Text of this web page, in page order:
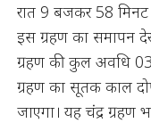
रात 9 बजकर 58 मिनट
इस ग्रहण का समापन
ग्रहण की कुल अवधि
ग्रहण का सूतक काल
जाएगा। यह चंद्र ग्रहण